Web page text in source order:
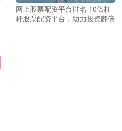
网上股票配资平台排名 10倍杠
杆股票配资平台，助力投资翻倍